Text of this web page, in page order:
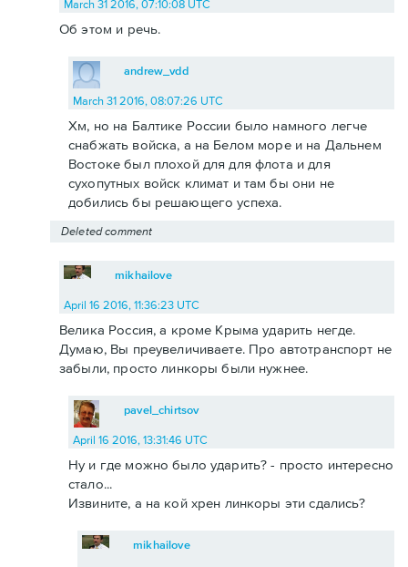
March 31 2016, 07:10:08 UTC
Об этом и речь.
andrew_vdd
March 31 2016, 08:07:26 UTC
Хм, но на Балтике России было намного легче
снабжать войска, а на Белом море и на Дальнем
Востоке был плохой для для флота и для
сухопутных войск климат и там бы они не
добились бы решающего успеха.
Deleted comment
mikhailove
April 16 2016, 11:36:23 UTC
Велика Россия, а кроме Крыма ударить негде.
Думаю, Вы преувеличиваете. Про автотранспорт не
забыли, просто линкоры были нужнее.
pavel_chirtsov
April 16 2016, 13:31:46 UTC
Ну и где можно было ударить? - просто интересно
стало...
Извините, а на кой хрен линкоры эти сдались?
mikhailove